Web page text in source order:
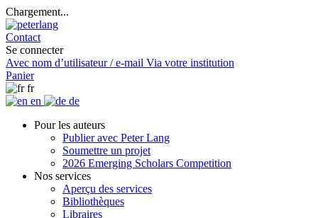
Chargement...
Contact
Se connecter
Avec nom d’utilisateur / e-mail Via votre institution
Panier
fr
en
de
Pour les auteurs
Publier avec Peter Lang
Soumettre un projet
2026 Emerging Scholars Competition
Nos services
Aperçu des services
Bibliothèques
Libraires